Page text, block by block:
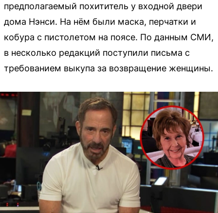
предполагаемый похититель у входной двери
дома Нэнси. На нём были маска, перчатки и
кобура с пистолетом на поясе. По данным СМИ,
в несколько редакций поступили письма с
требованием выкупа за возвращение женщины.